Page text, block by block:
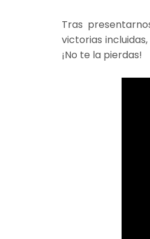
Tras
victorias
¡No te la pierdas!